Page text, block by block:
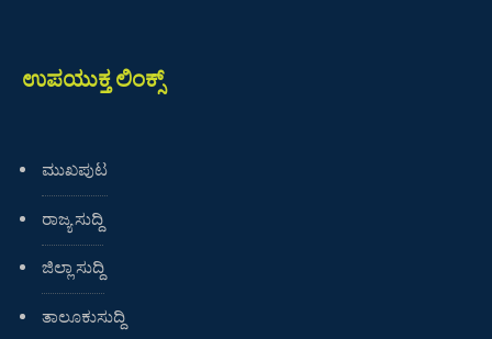
ಉಪಯುಕ್ತ ಲಿಂಕ್ಸ್
ಮುಖಪುಟ
ರಾಜ್ಯ ಸುದ್ದಿ
ಜಿಲ್ಲಾ ಸುದ್ದಿ
ತಾಲೂಕುಸುದ್ದಿ